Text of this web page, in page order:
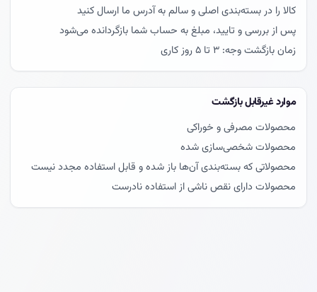
کالا را در بسته‌بندی اصلی و سالم به آدرس ما ارسال کنید
پس از بررسی و تایید، مبلغ به حساب شما بازگردانده می‌شود
زمان بازگشت وجه: ۳ تا ۵ روز کاری
موارد غیرقابل بازگشت
محصولات مصرفی و خوراکی
محصولات شخصی‌سازی شده
محصولاتی که بسته‌بندی آن‌ها باز شده و قابل استفاده مجدد نیست
محصولات دارای نقص ناشی از استفاده نادرست